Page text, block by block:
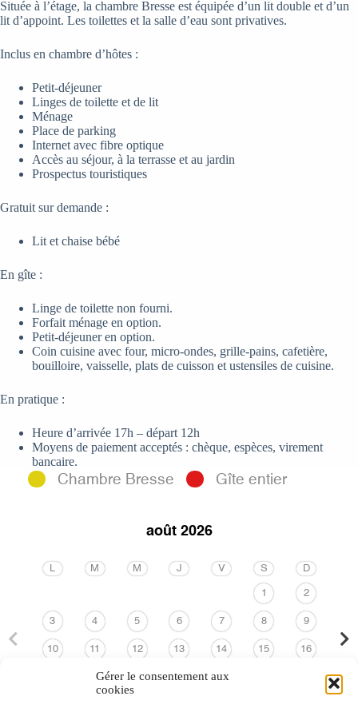
Gérer le consentement aux
cookies
Située à l’étage, la chambre Bresse est équipée d’un lit double et d’un
lit d’appoint. Les toilettes et la salle d’eau sont privatives.
Inclus en chambre d’hôtes :
Petit-déjeuner
Linges de toilette et de lit
Ménage
Place de parking
Internet avec fibre optique
Accès au séjour, à la terrasse et au jardin
Prospectus touristiques
Gratuit sur demande :
Lit et chaise bébé
En gîte :
Linge de toilette non fourni.
Forfait ménage en option.
Petit-déjeuner en option.
Coin cuisine avec four, micro-ondes, grille-pains, cafetière,
bouilloire, vaisselle, plats de cuisson et ustensiles de cuisine.
En pratique :
Heure d’arrivée 17h – départ 12h
Moyens de paiement acceptés : chèque, espèces, virement
bancaire.
Chambre Bresse Gîte entier
août 2026
L M M J V S D
1 2
3 4 5 6 7 8 9
10 11 12 13 14 15 16
18 19 20 21